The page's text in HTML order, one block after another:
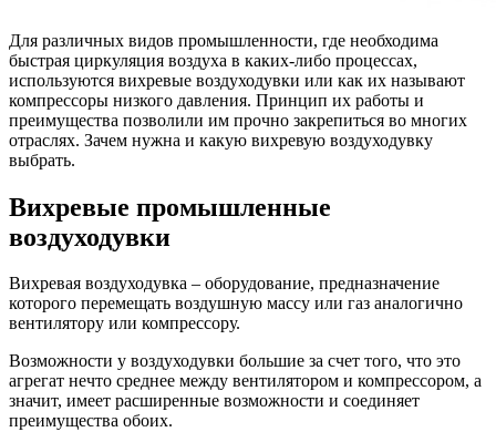
Для различных видов промышленности, где необходима
быстрая циркуляция воздуха в каких-либо процессах,
используются вихревые воздуходувки или как их называют
компрессоры низкого давления. Принцип их работы и
преимущества позволили им прочно закрепиться во многих
отраслях. Зачем нужна и какую вихревую воздуходувку
выбрать.
Вихревые промышленные
воздуходувки
Вихревая воздуходувка – оборудование, предназначение
которого перемещать воздушную массу или газ аналогично
вентилятору или компрессору.
Возможности у воздуходувки большие за счет того, что это
агрегат нечто среднее между вентилятором и компрессором, а
значит, имеет расширенные возможности и соединяет
преимущества обоих.